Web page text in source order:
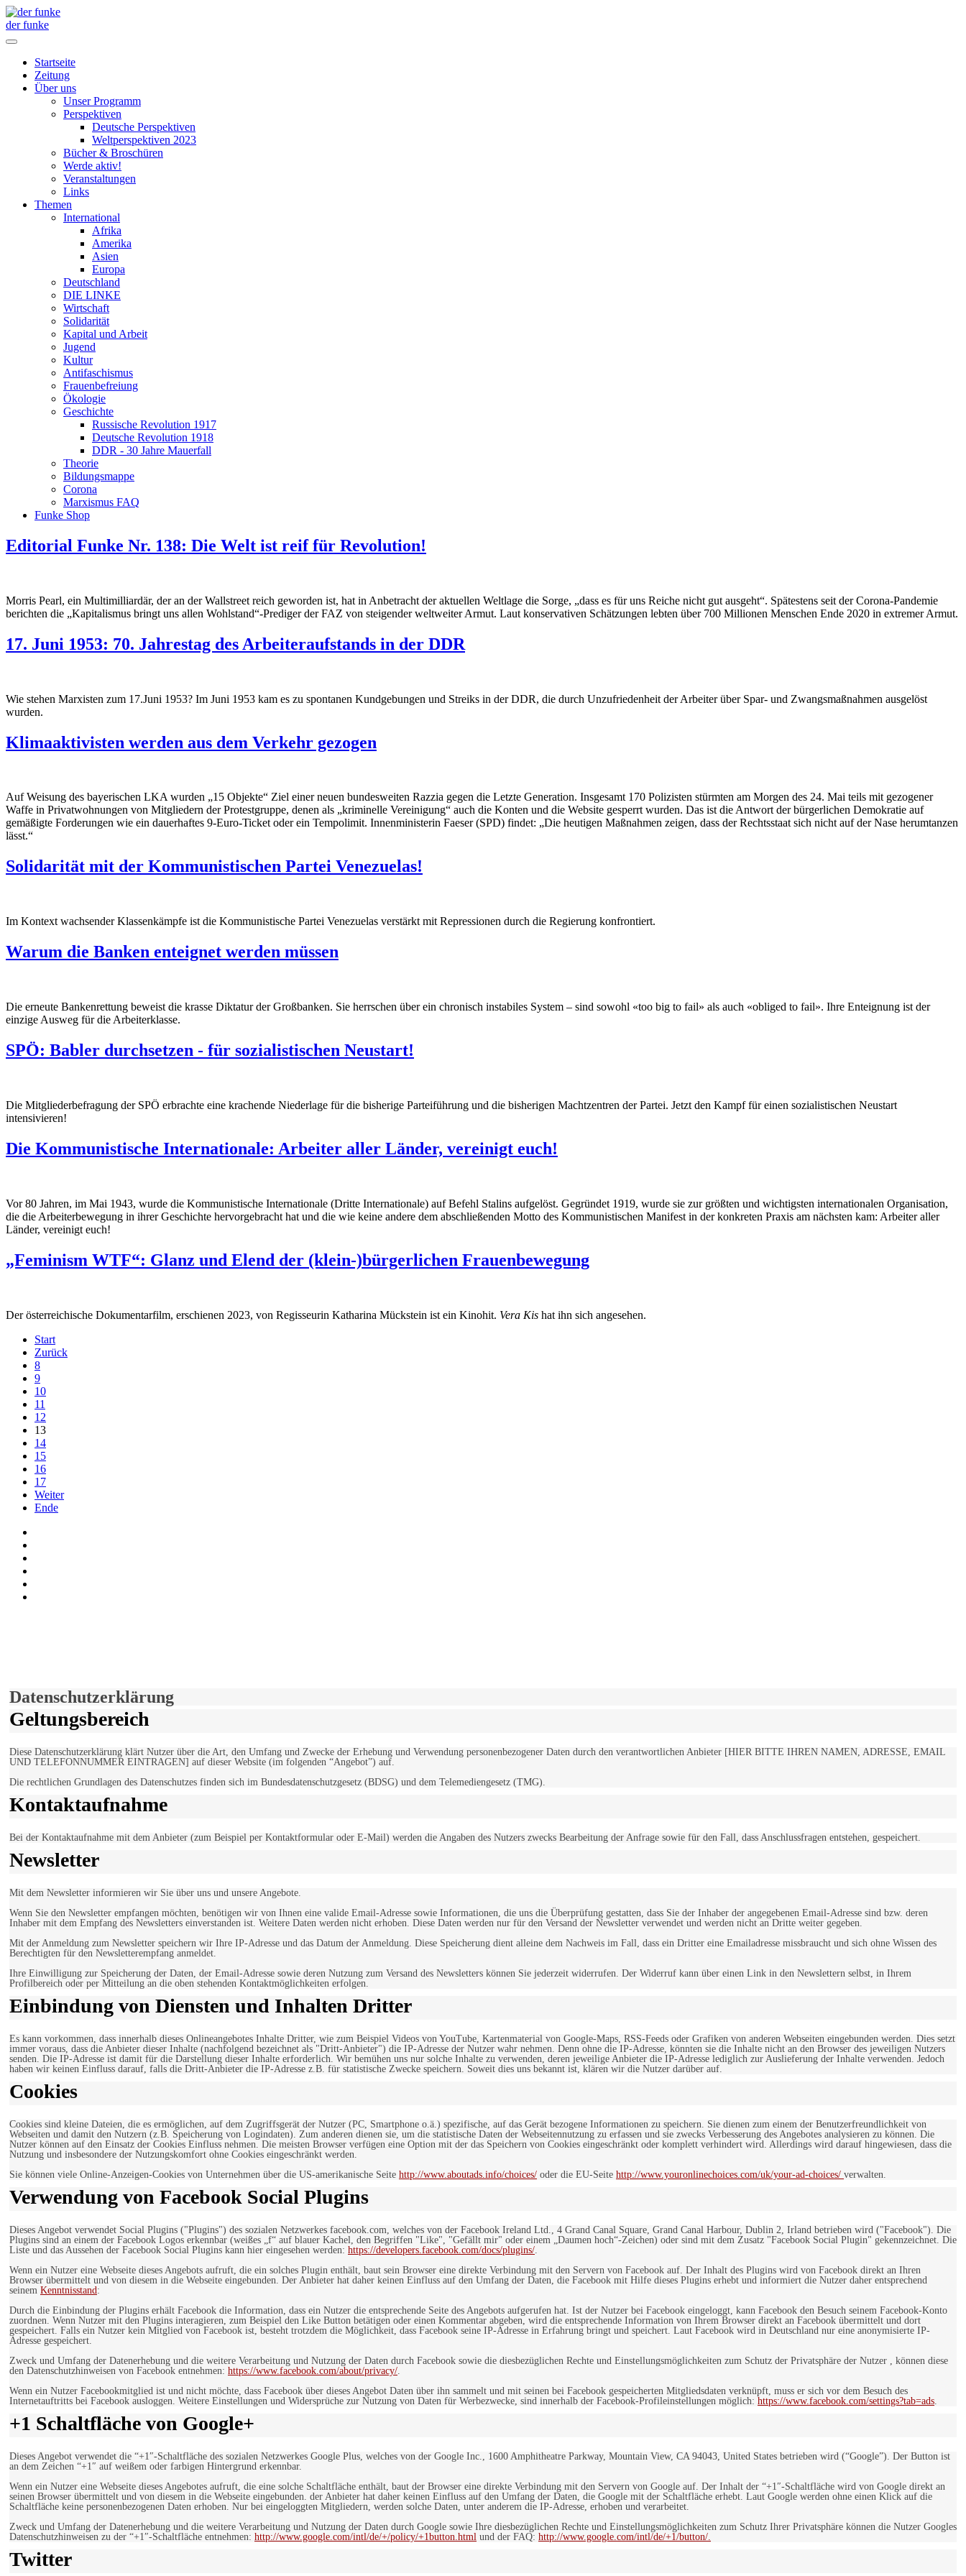
der funke
Startseite
Zeitung
Über uns
Unser Programm
Perspektiven
Deutsche Perspektiven
Weltperspektiven 2023
Bücher & Broschüren
Werde aktiv!
Veranstaltungen
Links
Themen
International
Afrika
Amerika
Asien
Europa
Deutschland
DIE LINKE
Wirtschaft
Solidarität
Kapital und Arbeit
Jugend
Kultur
Antifaschismus
Frauenbefreiung
Ökologie
Geschichte
Russische Revolution 1917
Deutsche Revolution 1918
DDR - 30 Jahre Mauerfall
Theorie
Bildungsmappe
Corona
Marxismus FAQ
Funke Shop
Editorial Funke Nr. 138: Die Welt ist reif für Revolution!
Morris Pearl, ein Multimilliardär, der an der Wallstreet reich geworden ist, hat in Anbetracht der aktuellen Weltlage die Sorge, „dass es für uns Reiche nicht gut ausgeht“. Spätestens seit der Corona-Pandemie
berichten die „Kapitalismus bringt uns allen Wohlstand“-Prediger der FAZ von steigender weltweiter Armut. Laut konservativen Schätzungen lebten über 700 Millionen Menschen Ende 2020 in extremer Armut.
17. Juni 1953: 70. Jahrestag des Arbeiteraufstands in der DDR
Wie stehen Marxisten zum 17.Juni 1953? Im Juni 1953 kam es zu spontanen Kundgebungen und Streiks in der DDR, die durch Unzufriedenheit der Arbeiter über Spar- und Zwangsmaßnahmen ausgelöst
wurden.
Klimaaktivisten werden aus dem Verkehr gezogen
Auf Weisung des bayerischen LKA wurden „15 Objekte“ Ziel einer neuen bundesweiten Razzia gegen die Letzte Generation. Insgesamt 170 Polizisten stürmten am Morgen des 24. Mai teils mit gezogener
Waffe in Privatwohnungen von Mitgliedern der Protestgruppe, denen als „kriminelle Vereinigung“ auch die Konten und die Website gesperrt wurden. Das ist die Antwort der bürgerlichen Demokratie auf
gemäßigte Forderungen wie ein dauerhaftes 9-Euro-Ticket oder ein Tempolimit. Innenministerin Faeser (SPD) findet: „Die heutigen Maßnahmen zeigen, dass der Rechtsstaat sich nicht auf der Nase herumtanzen
lässt.“
Solidarität mit der Kommunistischen Partei Venezuelas!
Im Kontext wachsender Klassenkämpfe ist die Kommunistische Partei Venezuelas verstärkt mit Repressionen durch die Regierung konfrontiert.
Warum die Banken enteignet werden müssen
Die erneute Bankenrettung beweist die krasse Diktatur der Großbanken. Sie herrschen über ein chronisch instabiles System – sind sowohl «too big to fail» als auch «obliged to fail». Ihre Enteignung ist der
einzige Ausweg für die Arbeiterklasse.
SPÖ: Babler durchsetzen - für sozialistischen Neustart!
Die Mitgliederbefragung der SPÖ erbrachte eine krachende Niederlage für die bisherige Parteiführung und die bisherigen Machtzentren der Partei. Jetzt den Kampf für einen sozialistischen Neustart
intensivieren!
Die Kommunistische Internationale: Arbeiter aller Länder, vereinigt euch!
Vor 80 Jahren, im Mai 1943, wurde die Kommunistische Internationale (Dritte Internationale) auf Befehl Stalins aufgelöst. Gegründet 1919, wurde sie zur größten und wichtigsten internationalen Organisation,
die die Arbeiterbewegung in ihrer Geschichte hervorgebracht hat und die wie keine andere dem abschließenden Motto des Kommunistischen Manifest in der konkreten Praxis am nächsten kam: Arbeiter aller
Länder, vereinigt euch!
„Feminism WTF“: Glanz und Elend der (klein-)bürgerlichen Frauenbewegung
Der österreichische Dokumentarfilm, erschienen 2023, von Regisseurin Katharina Mückstein ist ein Kinohit. Vera Kis hat ihn sich angesehen.
Start
Zurück
8
9
10
11
12
13
14
15
16
17
Weiter
Ende
Datenschutzerklärung
Geltungsbereich
Diese Datenschutzerklärung klärt Nutzer über die Art, den Umfang und Zwecke der Erhebung und Verwendung personenbezogener Daten durch den verantwortlichen Anbieter [HIER BITTE IHREN NAMEN, ADRESSE, EMAIL
UND TELEFONNUMMER EINTRAGEN] auf dieser Website (im folgenden “Angebot”) auf.
Die rechtlichen Grundlagen des Datenschutzes finden sich im Bundesdatenschutzgesetz (BDSG) und dem Telemediengesetz (TMG).
Kontaktaufnahme
Bei der Kontaktaufnahme mit dem Anbieter (zum Beispiel per Kontaktformular oder E-Mail) werden die Angaben des Nutzers zwecks Bearbeitung der Anfrage sowie für den Fall, dass Anschlussfragen entstehen, gespeichert.
Newsletter
Mit dem Newsletter informieren wir Sie über uns und unsere Angebote.
Wenn Sie den Newsletter empfangen möchten, benötigen wir von Ihnen eine valide Email-Adresse sowie Informationen, die uns die Überprüfung gestatten, dass Sie der Inhaber der angegebenen Email-Adresse sind bzw. deren
Inhaber mit dem Empfang des Newsletters einverstanden ist. Weitere Daten werden nicht erhoben. Diese Daten werden nur für den Versand der Newsletter verwendet und werden nicht an Dritte weiter gegeben.
Mit der Anmeldung zum Newsletter speichern wir Ihre IP-Adresse und das Datum der Anmeldung. Diese Speicherung dient alleine dem Nachweis im Fall, dass ein Dritter eine Emailadresse missbraucht und sich ohne Wissen des
Berechtigten für den Newsletterempfang anmeldet.
Ihre Einwilligung zur Speicherung der Daten, der Email-Adresse sowie deren Nutzung zum Versand des Newsletters können Sie jederzeit widerrufen. Der Widerruf kann über einen Link in den Newslettern selbst, in Ihrem
Profilbereich oder per Mitteilung an die oben stehenden Kontaktmöglichkeiten erfolgen.
Einbindung von Diensten und Inhalten Dritter
Es kann vorkommen, dass innerhalb dieses Onlineangebotes Inhalte Dritter, wie zum Beispiel Videos von YouTube, Kartenmaterial von Google-Maps, RSS-Feeds oder Grafiken von anderen Webseiten eingebunden werden. Dies setzt
immer voraus, dass die Anbieter dieser Inhalte (nachfolgend bezeichnet als "Dritt-Anbieter") die IP-Adresse der Nutzer wahr nehmen. Denn ohne die IP-Adresse, könnten sie die Inhalte nicht an den Browser des jeweiligen Nutzers
senden. Die IP-Adresse ist damit für die Darstellung dieser Inhalte erforderlich. Wir bemühen uns nur solche Inhalte zu verwenden, deren jeweilige Anbieter die IP-Adresse lediglich zur Auslieferung der Inhalte verwenden. Jedoch
haben wir keinen Einfluss darauf, falls die Dritt-Anbieter die IP-Adresse z.B. für statistische Zwecke speichern. Soweit dies uns bekannt ist, klären wir die Nutzer darüber auf.
Cookies
Cookies sind kleine Dateien, die es ermöglichen, auf dem Zugriffsgerät der Nutzer (PC, Smartphone o.ä.) spezifische, auf das Gerät bezogene Informationen zu speichern. Sie dienen zum einem der Benutzerfreundlichkeit von
Webseiten und damit den Nutzern (z.B. Speicherung von Logindaten). Zum anderen dienen sie, um die statistische Daten der Webseitennutzung zu erfassen und sie zwecks Verbesserung des Angebotes analysieren zu können. Die
Nutzer können auf den Einsatz der Cookies Einfluss nehmen. Die meisten Browser verfügen eine Option mit der das Speichern von Cookies eingeschränkt oder komplett verhindert wird. Allerdings wird darauf hingewiesen, dass die
Nutzung und insbesondere der Nutzungskomfort ohne Cookies eingeschränkt werden.
Sie können viele Online-Anzeigen-Cookies von Unternehmen über die US-amerikanische Seite http://www.aboutads.info/choices/ oder die EU-Seite http://www.youronlinechoices.com/uk/your-ad-choices/ verwalten.
Verwendung von Facebook Social Plugins
Dieses Angebot verwendet Social Plugins ("Plugins") des sozialen Netzwerkes facebook.com, welches von der Facebook Ireland Ltd., 4 Grand Canal Square, Grand Canal Harbour, Dublin 2, Irland betrieben wird ("Facebook"). Die
Plugins sind an einem der Facebook Logos erkennbar (weißes „f“ auf blauer Kachel, den Begriffen "Like", "Gefällt mir" oder einem „Daumen hoch“-Zeichen) oder sind mit dem Zusatz "Facebook Social Plugin" gekennzeichnet. Die
Liste und das Aussehen der Facebook Social Plugins kann hier eingesehen werden: https://developers.facebook.com/docs/plugins/.
Wenn ein Nutzer eine Webseite dieses Angebots aufruft, die ein solches Plugin enthält, baut sein Browser eine direkte Verbindung mit den Servern von Facebook auf. Der Inhalt des Plugins wird von Facebook direkt an Ihren
Browser übermittelt und von diesem in die Webseite eingebunden. Der Anbieter hat daher keinen Einfluss auf den Umfang der Daten, die Facebook mit Hilfe dieses Plugins erhebt und informiert die Nutzer daher entsprechend
seinem Kenntnisstand:
Durch die Einbindung der Plugins erhält Facebook die Information, dass ein Nutzer die entsprechende Seite des Angebots aufgerufen hat. Ist der Nutzer bei Facebook eingeloggt, kann Facebook den Besuch seinem Facebook-Konto
zuordnen. Wenn Nutzer mit den Plugins interagieren, zum Beispiel den Like Button betätigen oder einen Kommentar abgeben, wird die entsprechende Information von Ihrem Browser direkt an Facebook übermittelt und dort
gespeichert. Falls ein Nutzer kein Mitglied von Facebook ist, besteht trotzdem die Möglichkeit, dass Facebook seine IP-Adresse in Erfahrung bringt und speichert. Laut Facebook wird in Deutschland nur eine anonymisierte IP-
Adresse gespeichert.
Zweck und Umfang der Datenerhebung und die weitere Verarbeitung und Nutzung der Daten durch Facebook sowie die diesbezüglichen Rechte und Einstellungsmöglichkeiten zum Schutz der Privatsphäre der Nutzer , können diese
den Datenschutzhinweisen von Facebook entnehmen: https://www.facebook.com/about/privacy/.
Wenn ein Nutzer Facebookmitglied ist und nicht möchte, dass Facebook über dieses Angebot Daten über ihn sammelt und mit seinen bei Facebook gespeicherten Mitgliedsdaten verknüpft, muss er sich vor dem Besuch des
Internetauftritts bei Facebook ausloggen. Weitere Einstellungen und Widersprüche zur Nutzung von Daten für Werbezwecke, sind innerhalb der Facebook-Profileinstellungen möglich: https://www.facebook.com/settings?tab=ads.
+1 Schaltfläche von Google+
Dieses Angebot verwendet die “+1″-Schaltfläche des sozialen Netzwerkes Google Plus, welches von der Google Inc., 1600 Amphitheatre Parkway, Mountain View, CA 94043, United States betrieben wird (“Google”). Der Button ist
an dem Zeichen “+1″ auf weißem oder farbigen Hintergrund erkennbar.
Wenn ein Nutzer eine Webseite dieses Angebotes aufruft, die eine solche Schaltfläche enthält, baut der Browser eine direkte Verbindung mit den Servern von Google auf. Der Inhalt der “+1″-Schaltfläche wird von Google direkt an
seinen Browser übermittelt und von diesem in die Webseite eingebunden. der Anbieter hat daher keinen Einfluss auf den Umfang der Daten, die Google mit der Schaltfläche erhebt. Laut Google werden ohne einen Klick auf die
Schaltfläche keine personenbezogenen Daten erhoben. Nur bei eingeloggten Mitgliedern, werden solche Daten, unter anderem die IP-Adresse, erhoben und verarbeitet.
Zweck und Umfang der Datenerhebung und die weitere Verarbeitung und Nutzung der Daten durch Google sowie Ihre diesbezüglichen Rechte und Einstellungsmöglichkeiten zum Schutz Ihrer Privatsphäre können die Nutzer Googles
Datenschutzhinweisen zu der “+1″-Schaltfläche entnehmen: http://www.google.com/intl/de/+/policy/+1button.html und der FAQ: http://www.google.com/intl/de/+1/button/.
Twitter